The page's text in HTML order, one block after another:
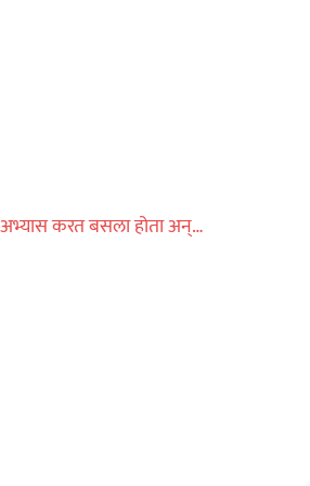
करत बसला होता अन्…